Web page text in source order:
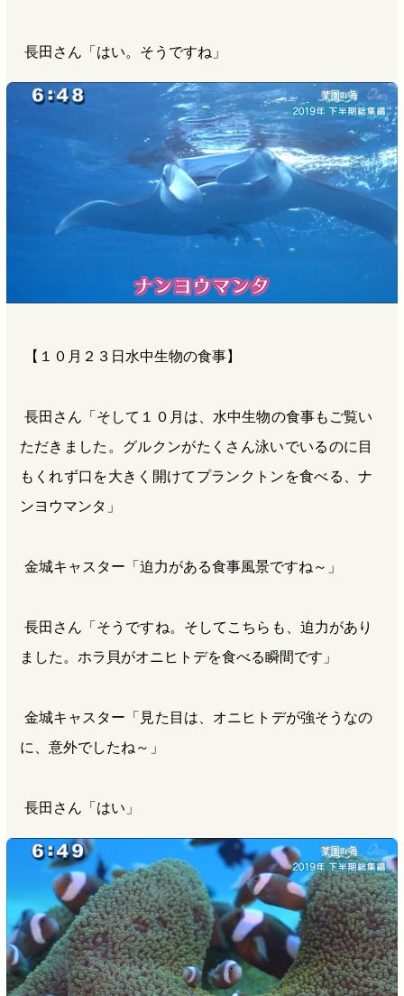
長田さん「はい。そうですね」
【１０月２３日水中生物の食事】
長田さん「そして１０月は、水中生物の食事もご覧い
ただきました。グルクンがたくさん泳いでいるのに目
もくれず口を大きく開けてプランクトンを食べる、ナ
ンヨウマンタ」
金城キャスター「迫力がある食事風景ですね～」
長田さん「そうですね。そしてこちらも、迫力があり
ました。ホラ貝がオニヒトデを食べる瞬間です」
金城キャスター「見た目は、オニヒトデが強そうなの
に、意外でしたね～」
長田さん「はい」